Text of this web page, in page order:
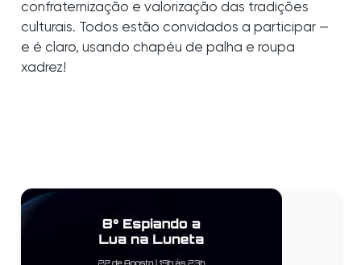
confraternização e valorização das tradições
culturais. Todos estão convidados a participar —
e é claro, usando chapéu de palha e roupa
xadrez!